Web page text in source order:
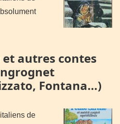
autres contes
Fontana…)
de